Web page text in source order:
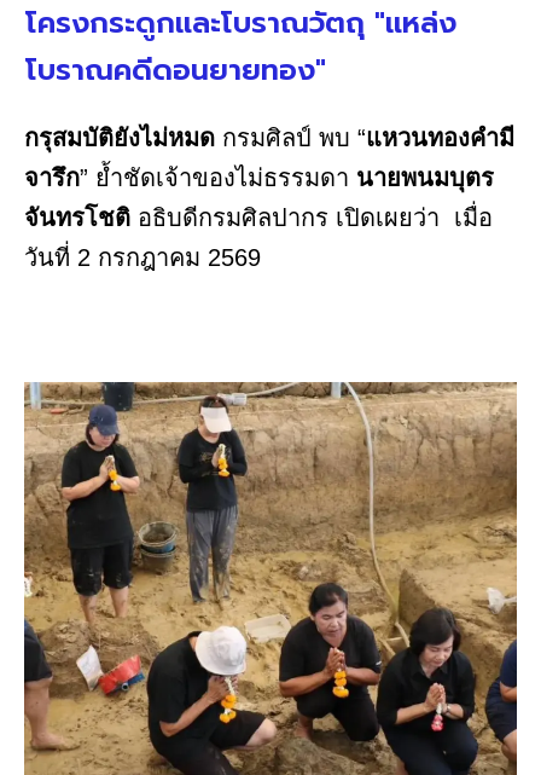
โครงกระดูกและโบราณวัตถุ "แหล่ง
โบราณคดีดอนยายทอง"
กรุสมบัติยังไม่หมด กรมศิลป์ พบ “แหวนทองคำมี
จารึก” ย้ำชัดเจ้าของไม่ธรรมดา นายพนมบุตร
จันทรโชติ อธิบดีกรมศิลปากร เปิดเผยว่า เมื่อ
วันที่ 2 กรกฎาคม 2569